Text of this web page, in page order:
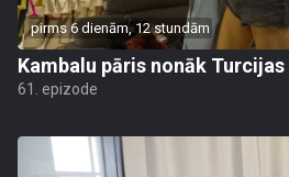
pirms 6 dienām, 12 stundām
Kambalu pāris nonāk
61. epizode